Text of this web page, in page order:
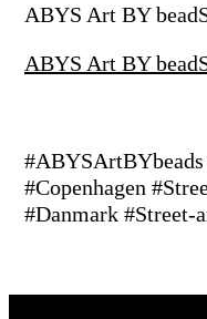
ABYS Art BY
ABYS Art BY
#Copenhagen
#Danmark #Street-